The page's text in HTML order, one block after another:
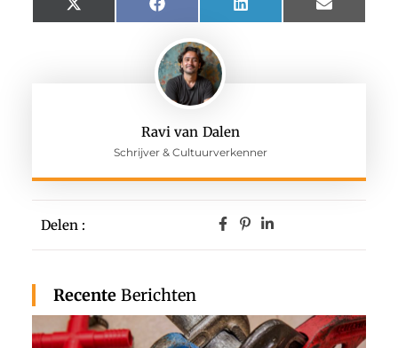
Ravi van Dalen
Schrijver & Cultuurverkenner
Delen :
Recente Berichten
X
(Twitter)
Facebook LinkedIn Email